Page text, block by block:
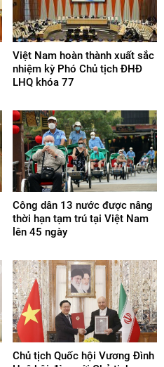
Việt Nam hoàn thành xuất sắc
nhiệm kỳ Phó Chủ tịch ĐHĐ
LHQ khóa 77
Công dân 13 nước được nâng
thời hạn tạm trú tại Việt Nam
lên 45 ngày
​Chủ tịch Quốc hội Vương Đình